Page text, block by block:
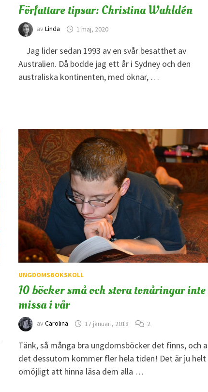
Författare tipsar: Christina Wahldén
av Linda 1 maj, 2020
Jag lider sedan 1993 av en svår besatthet av
Australien. Då bodde jag ett år i Sydney och den
australiska kontinenten, med öknar, …
UNGDOMSBOKSKOLL
10 böcker små och stora tonåringar
missa i vår
av Carolina 17 januari, 2018 2
Tänk, så många bra ungdomsböcker det finns, och
det dessutom kommer fler hela tiden! Det är ju helt
omöjligt att hinna läsa dem alla …